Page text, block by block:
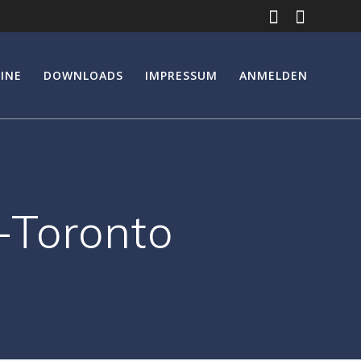
DOWNLOADS IMPRESSUM ANMELDEN